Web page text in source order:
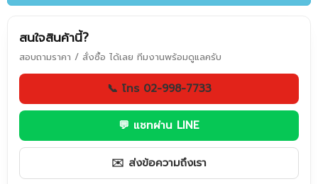
สนใจสินค้านี้?
สอบถามราคา / สั่งซื้อ ได้เลย ทีมงานพร้อมดูแลครับ
📞 โทร 02-998-7733
💬 แชทผ่าน LINE
✉️ ส่งข้อความถึงเรา